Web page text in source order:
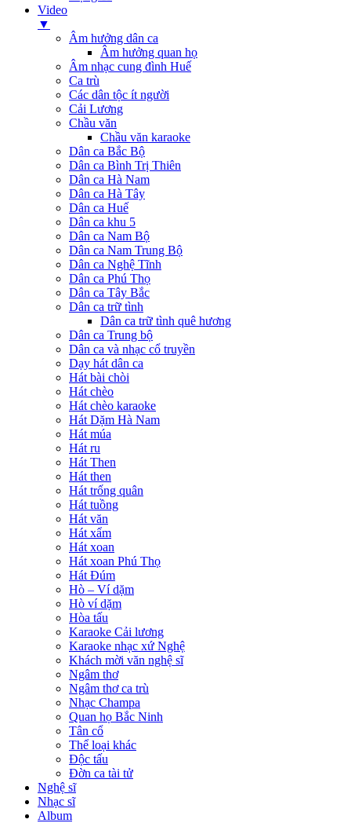
Video
▼
Âm hưởng dân ca
Âm hưởng quan họ
Âm nhạc cung đình Huế
Ca trù
Các dân tộc ít người
Cải Lương
Chầu văn
Chầu văn karaoke
Dân ca Bắc Bộ
Dân ca Bình Trị Thiên
Dân ca Hà Nam
Dân ca Hà Tây
Dân ca Huế
Dân ca khu 5
Dân ca Nam Bộ
Dân ca Nam Trung Bộ
Dân ca Nghệ Tĩnh
Dân ca Phú Thọ
Dân ca Tây Bắc
Dân ca trữ tình
Dân ca trữ tình quê hương
Dân ca Trung bộ
Dân ca và nhạc cổ truyền
Dạy hát dân ca
Hát bài chòi
Hát chèo
Hát chèo karaoke
Hát Dặm Hà Nam
Hát múa
Hát ru
Hát Then
Hát then
Hát trống quân
Hát tuồng
Hát văn
Hát xẩm
Hát xoan
Hát xoan Phú Thọ
Hát Đúm
Hò – Ví dặm
Hò ví dặm
Hòa tấu
Karaoke Cải lương
Karaoke nhạc xứ Nghệ
Khách mời văn nghệ sĩ
Ngâm thơ
Ngâm thơ ca trù
Nhạc Champa
Quan họ Bắc Ninh
Tân cổ
Thể loại khác
Độc tấu
Đờn ca tài tử
Nghệ sĩ
Nhạc sĩ
Album